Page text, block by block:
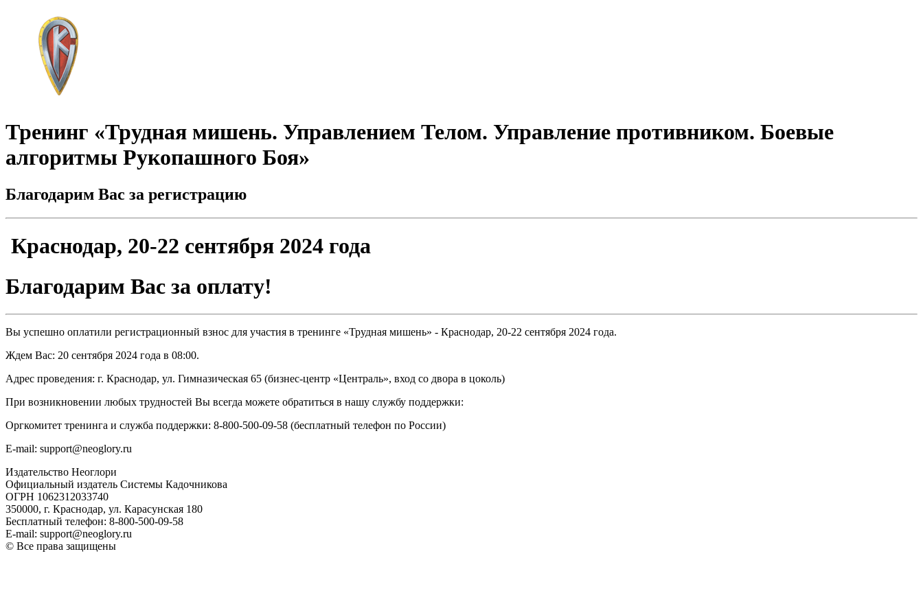
Тренинг «Трудная мишень. Управлением Телом. Управление противником. Боевые
алгоритмы Рукопашного Боя»
Благодарим Вас за регистрацию
Краснодар, 20-22 сентября 2024 года
Благодарим Вас за оплату!
Вы успешно оплатили регистрационный взнос для участия в тренинге «Трудная мишень» - Краснодар, 20-22 сентября 2024 года.
Ждем Вас: 20 сентября 2024 года в 08:00.
Адрес проведения: г. Краснодар, ул. Гимназическая 65 (бизнес-центр «Централь», вход со двора в цоколь)
При возникновении любых трудностей Вы всегда можете обратиться в нашу службу поддержки:
Оргкомитет тренинга и служба поддержки: 8-800-500-09-58 (бесплатный телефон по России)
E-mail: support@neoglory.ru
Издательство Неоглори
Официальный издатель Системы Кадочникова
ОГРН 1062312033740
350000, г. Краснодар, ул. Карасунская 180
Бесплатный телефон: 8-800-500-09-58
E-mail: support@neoglory.ru
© Все права защищены